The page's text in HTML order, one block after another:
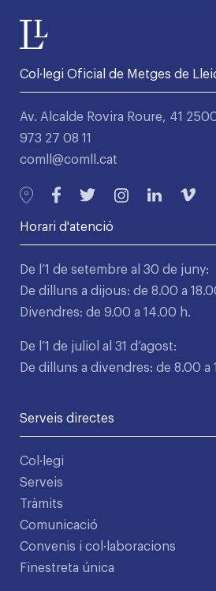
Col·legi Oficial de Metges de
Av. Alcalde Rovira Roure, 41
973 27 08 11
comll@comll.cat
Horari d'atenció
De l’1 de setembre al 30 de juny:
De dilluns a dijous: de 8.00 a
Divendres: de 9.00 a 14.00 h.
De l’1 de juliol al 31 d’agost:
De dilluns a divendres: de 8.00 a
Serveis directes
Col·legi
Serveis
Tràmits
Comunicació
Convenis i col·laboracions
Finestreta única